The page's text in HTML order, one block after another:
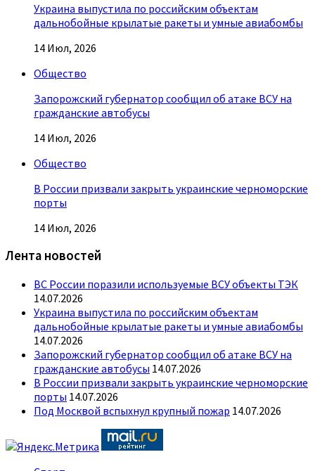
Украина выпустила по российским объектам
дальнобойные крылатые ракеты и умные авиабомбы
14 Июл, 2026
Общество
Запорожский губернатор сообщил об атаке ВСУ на
гражданские автобусы
14 Июл, 2026
Общество
В России призвали закрыть украинские черноморские
порты
14 Июл, 2026
Лента новостей
ВС России поразили используемые ВСУ объекты ТЭК
14.07.2026
Украина выпустила по российским объектам
дальнобойные крылатые ракеты и умные авиабомбы
14.07.2026
Запорожский губернатор сообщил об атаке ВСУ на
гражданские автобусы 14.07.2026
В России призвали закрыть украинские черноморские
порты 14.07.2026
Под Москвой вспыхнул крупный пожар 14.07.2026